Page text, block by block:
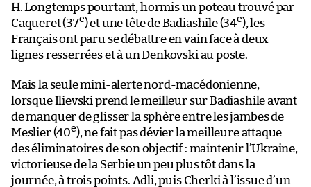
H. Longtemps pourtant, hormis un poteau trouvé par
Caqueret (37e) et une tête de Badiashile (34e), les
Français ont paru se débattre en vain face à deux
lignes resserrées et à un Denkovski au poste.
Mais la seule mini-alerte nord-macédonienne,
lorsque Ilievski prend le meilleur sur Badiashile avant
de manquer de glisser la sphère entre les jambes de
Meslier (40e), ne fait pas dévier la meilleure attaque
des éliminatoires de son objectif : maintenir l’Ukraine,
victorieuse de la Serbie un peu plus tôt dans la
journée, à trois points. Adli, puis Cherki à l’issue d’un